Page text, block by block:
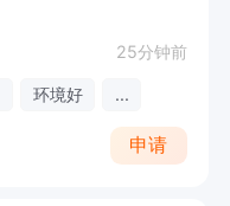
25分钟前
环境好 ...
申请